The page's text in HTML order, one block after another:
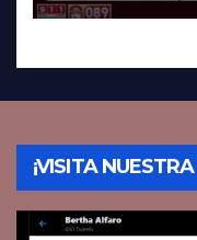
¡VISITA